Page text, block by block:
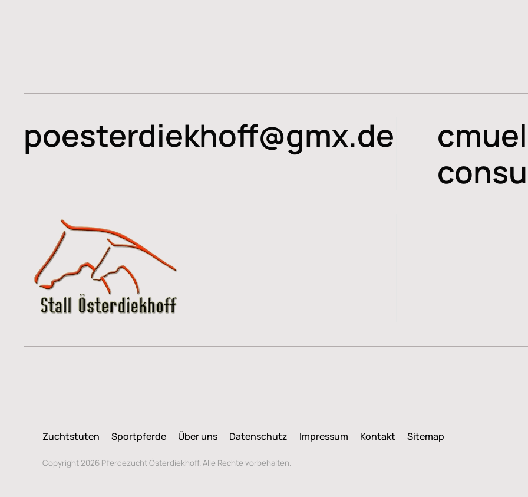
poesterdiekhoff@gmx.de
Zuchtstuten Sportpferde Über uns Datenschutz Impressum Kontakt Sitemap
Copyright 2026 Pferdezucht Österdiekhoff. Alle Rechte vorbehalten.